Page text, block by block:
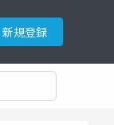
新規登録